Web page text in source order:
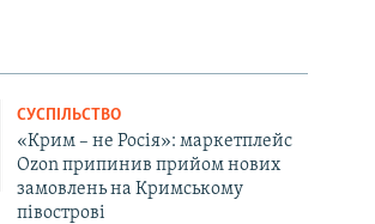
СУСПІЛЬСТВО
«Крим – не Росія»: маркетплейс
Ozon припинив прийом нових
замовлень на Кримському
півострові